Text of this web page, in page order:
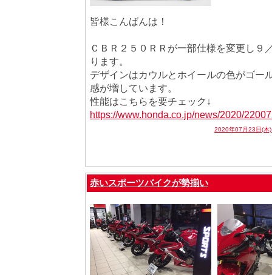
皆様こんばんは！
ＣＢＲ２５０ＲＲが一部仕様を変更し９
ります。
デザインはカウルとホイールの色がゴー
感が増しています。
性能はこちらを要チェック↓
https://www.honda.co.jp/news/2020/
2020年07月23日(木
赤いスポーツバイクが勢揃い